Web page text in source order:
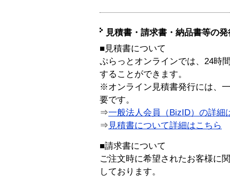
見積書・請求書・納品書等の
■見積書について
ぷらっとオンラインでは、24時
することができます。
※オンライン見積書発行には、
要です。
⇒一般法人会員（BizID）の詳細
⇒ 見積書について詳細はこちら
■請求書について
ご注文時に希望されたお客様に
しております。